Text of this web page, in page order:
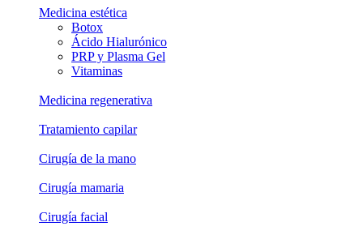
Medicina estética
Botox
Ácido Hialurónico
PRP y Plasma Gel
Vitaminas
Medicina regenerativa
Tratamiento capilar
Cirugía de la mano
Cirugía mamaria
Cirugía facial